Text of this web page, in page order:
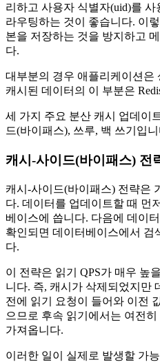
리하고 사용자 식별자(uid)를
라우팅하는 것이 좋습니다. 이
본을 저장하는 것을 방지하고
다.
대부분의 경우 애플리케이션은
캐시된 데이터의 이 부분은
세 가지 주요 분산 캐시 업데이
드(바이패스), 쓰루, 백 쓰기입니
캐시-사이드(바이패스) 전
캐시-사이드(바이패스) 전략은
다. 데이터를 업데이트할 때 먼
베이스에 씁니다. 다음에 데이
확인되면 데이터베이스에서 검
다.
이 전략은 읽기 QPS가 매우 높
니다. 즉, 캐시가 삭제되었지만
전에 읽기 요청이 들어와 이전
으므로 후속 읽기에서는 여전
가져옵니다.
이러한 일이 실제로 발생할 가